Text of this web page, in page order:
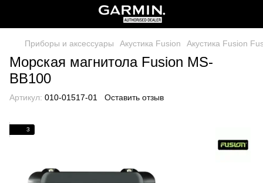
Приборы и аксессуары Акустика Fusion Акустика Fusion
Морская магнитола Fusion MS-
BB100
Артикул: 010-01517-01 Оставить отзыв
3